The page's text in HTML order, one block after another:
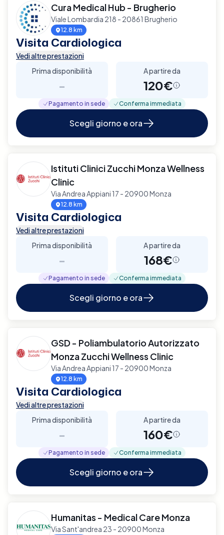
Cura Medical Hub - Brugherio
Viale Lombardia 218 - 20861 Brugherio
12.8 km
Visita Cardiologica
Vedi altre prestazioni
Prima disponibilità
-
A partire da
120€
Pagamento in sede Conferma immediata
Scegli giorno e ora
Istituti Clinici Zucchi Monza Wellness
Clinic
Via Andrea Appiani 17 - 20900 Monza
12.8 km
Visita Cardiologica
Vedi altre prestazioni
Prima disponibilità
-
A partire da
168€
Pagamento in sede Conferma immediata
Scegli giorno e ora
GSD - Poliambulatorio Autorizzato
Monza Zucchi Wellness Clinic
Via Andrea Appiani 17 - 20900 Monza
12.8 km
Visita Cardiologica
Vedi altre prestazioni
Prima disponibilità
-
A partire da
160€
Pagamento in sede Conferma immediata
Scegli giorno e ora
Humanitas - Medical Care Monza
Via Sant'andrea 23 - 20900 Monza